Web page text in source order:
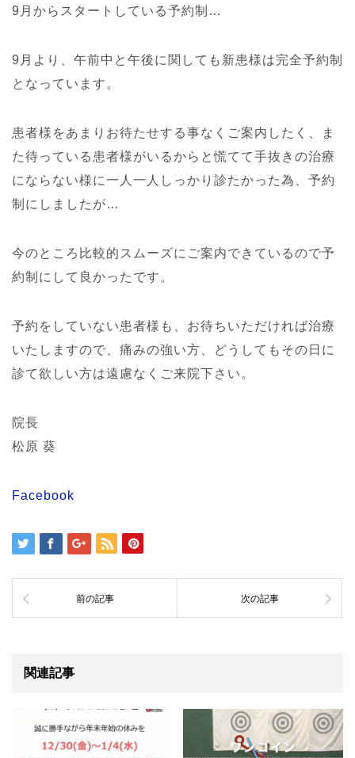
9月からスタートしている予約制…
9月より、午前中と午後に関しても新患様は完全予約制
となっています。
患者様をあまりお待たせする事なくご案内したく、ま
た待っている患者様がいるからと慌てて手抜きの治療
にならない様に一人一人しっかり診たかった為、予約
制にしましたが…
今のところ比較的スムーズにご案内できているので予
約制にして良かったです。
予約をしていない患者様も、お待ちいただければ治療
いたしますので、痛みの強い方、どうしてもその日に
診て欲しい方は遠慮なくご来院下さい。
院長
松原 葵
Facebook
前の記事 次の記事
関連記事